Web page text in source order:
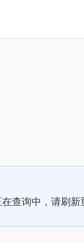
在查询中，请刷新